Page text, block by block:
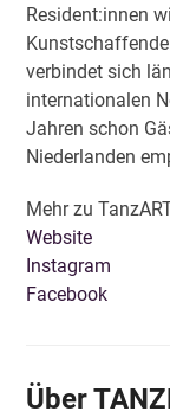
Resident:innen
verbindet sich
internationalen
Jahren schon
Niederlanden
Mehr zu
Website
Instagram
Facebook
Über